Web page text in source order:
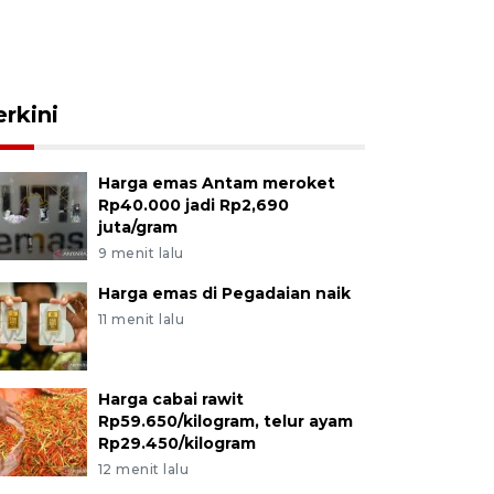
Harga emas Antam meroket
Rp40.000 jadi Rp2,690
juta/gram
9 menit lalu
Harga emas di Pegadaian naik
11 menit lalu
Harga cabai rawit
Rp59.650/kilogram, telur ayam
Rp29.450/kilogram
12 menit lalu